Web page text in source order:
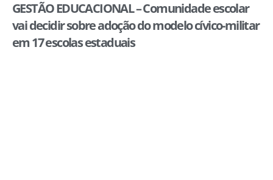
GESTÃO EDUCACIONAL – Comunidade escolar
vai decidir sobre adoção do modelo cívico-militar
em 17 escolas estaduais